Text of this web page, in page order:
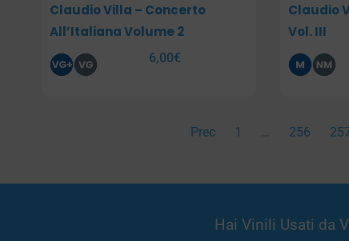
Claudio Villa – Concerto
All’Italiana Volume 2
6,00€
Claudio
Vol. III
Prec 1 256
Hai Vinili Usati da